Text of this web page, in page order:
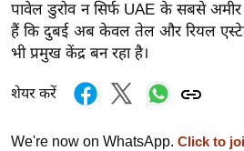
या
सा
हि
त्य
ग
पावेल डुरोव न सिर्फ UAE के सबसे अमीर
हैं कि दुबई अब केवल तेल और रियल
भी प्रमुख केंद्र बन रहा है।
शेयर करें
We're now on WhatsApp. Click to